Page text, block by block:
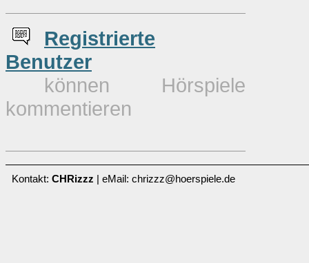
Registrierte
Benutzer
können Hörspiele
kommentieren
Kontakt: CHRizzz | eMail: chrizzz@hoerspiele.de